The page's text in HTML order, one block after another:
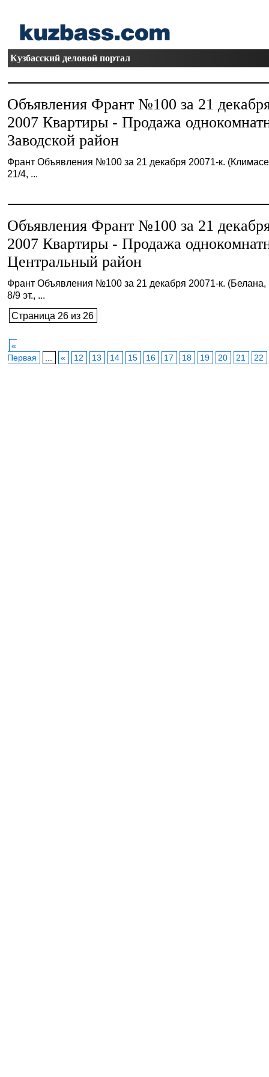
Кузбасский деловой портал
Объявления Франт №100 за 21
2007 Квартиры - Продажа
Заводской район
Франт Объявления №100 за 21 декабря 20071-к.
21/4, ...
Объявления Франт №100 за 21
2007 Квартиры - Продажа
Центральный район
Франт Объявления №100 за 21 декабря 20071-к. (Белана,
8/9 эт., ...
Страница 26 из 26
«
Первая
« 12 13 14 15 16 17 18 19 20 21 22